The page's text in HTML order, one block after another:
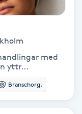
med
yttr...
Branschorg.